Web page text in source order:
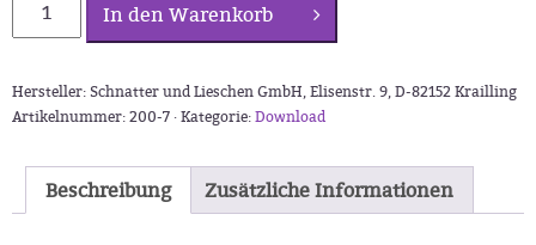
und
Lieschen:
Band
4
Menge
In den Warenkorb
Hersteller: Schnatter und Lieschen GmbH, Elisenstr. 9, D-82152 Krailling
Artikelnummer:200-7 ·Kategorie:Download
Beschreibung Zusätzliche Informationen